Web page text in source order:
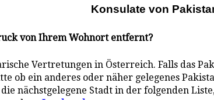
Konsulate von
von Ihrem Wohnort entfernt?
Vertretungen in Österreich. Falls das
ob ein anderes oder näher gelegenes
nächstgelegene Stadt in der folgenden